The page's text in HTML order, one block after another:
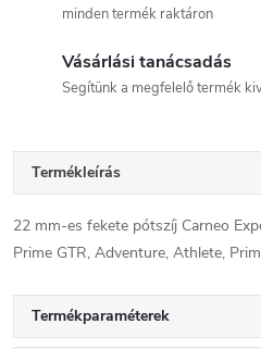
minden termék raktáron
Vásárlási tanácsadás
Segítünk a megfelelő termék
Termékleírás
22 mm-es fekete pótszíj Carneo
Prime GTR, Adventure, Athlete,
Termékparaméterek